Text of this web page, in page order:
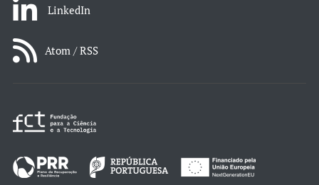
LinkedIn
Atom / RSS